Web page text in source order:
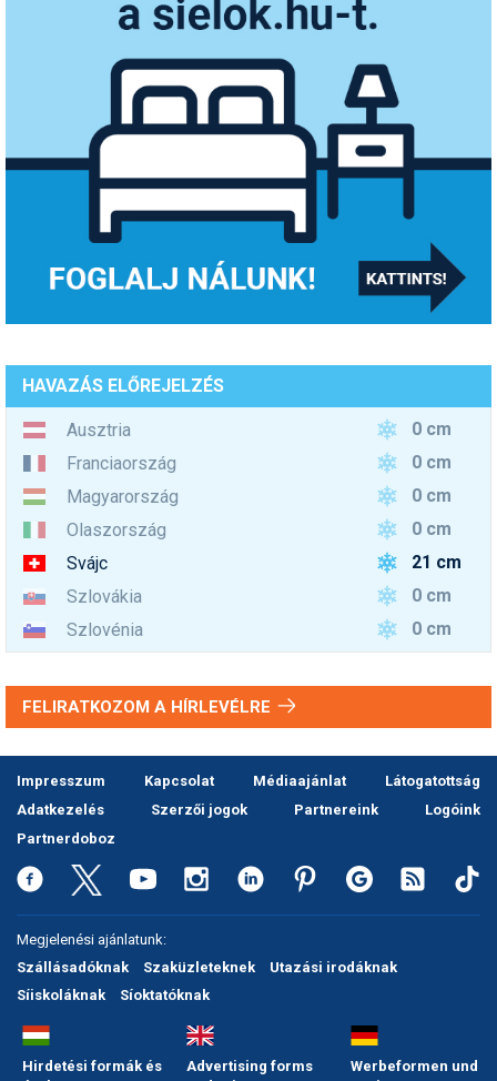
HAVAZÁS ELŐREJELZÉS
Ausztria
0 cm
Franciaország
0 cm
Magyarország
0 cm
Olaszország
0 cm
Svájc
21 cm
Szlovákia
0 cm
Szlovénia
0 cm
FELIRATKOZOM A HÍRLEVÉLRE
Impresszum Kapcsolat Médiaajánlat
Látogatottság
Adatkezelés
Szerzői jogok Partnereink
Logóink
Partnerdoboz
Megjelenési ajánlatunk:
Szállásadóknak
Szaküzleteknek
Utazási irodáknak
Síiskoláknak
Síoktatóknak
Hirdetési formák és
Advertising forms
Werbeformen und